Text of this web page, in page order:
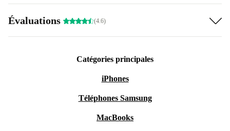
Évaluations (4.6)
Catégories principales
iPhones
Téléphones Samsung
MacBooks